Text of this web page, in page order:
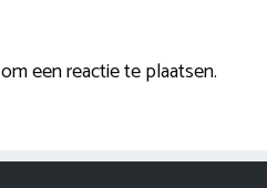
om een reactie te plaatsen.